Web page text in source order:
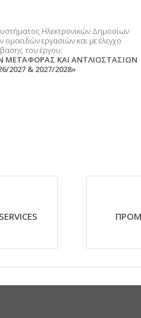
Ηλεκτρονικών Δημοσίων
εργασιών και με έλεγχο
του έργου:
ΚΑΙ ΑΝΤΛΙΟΣΤΑΣΙΩΝ
& 2027/2028»